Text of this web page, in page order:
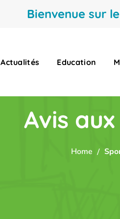
Bienvenue sur
Actualités Education
Avis
Home